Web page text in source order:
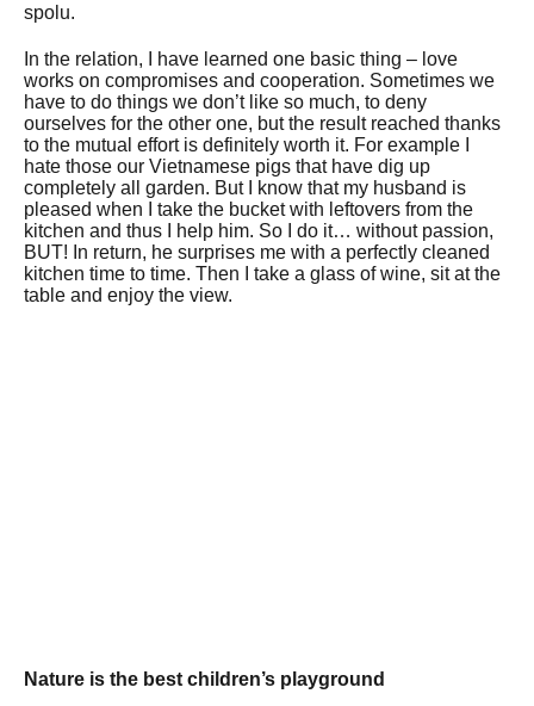
spolu.
In the relation, I have learned one basic thing – love
works on compromises and cooperation. Sometimes we
have to do things we don’t like so much, to deny
ourselves for the other one, but the result reached thanks
to the mutual effort is definitely worth it. For example I
hate those our Vietnamese pigs that have dig up
completely all garden. But I know that my husband is
pleased when I take the bucket with leftovers from the
kitchen and thus I help him. So I do it… without passion,
BUT! In return, he surprises me with a perfectly cleaned
kitchen time to time. Then I take a glass of wine, sit at the
table and enjoy the view.
Nature is the best children’s playground